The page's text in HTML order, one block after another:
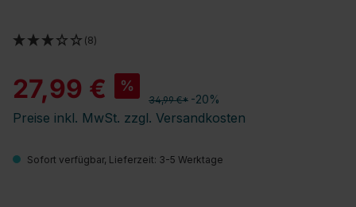
27,99 € %
34,99 €* -20%
Preise inkl. MwSt. zzgl. Versandkosten
(8)
Sofort verfügbar, Lieferzeit: 3-5 Werktage